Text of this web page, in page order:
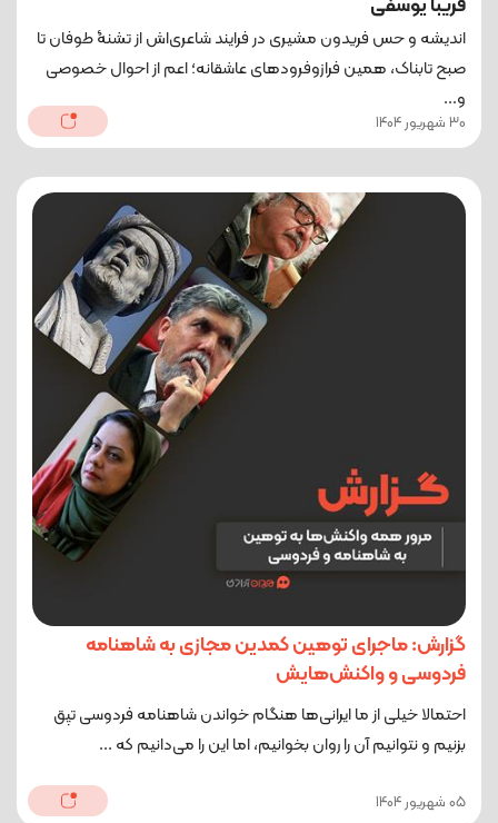
فریبا یوسفی
اندیشه و حس فریدون مشیری در فرایند شاعری‌اش از تشنۀ طوفان تا
صبح تابناک، همین فرازوفرودهای عاشقانه؛ اعم از احوال خصوصی
و...
30 شهریور 1404
گزارش: ماجرای توهین کمدین مجازی به شاهنامه
فردوسی و واکنش‌هایش
احتمالا خیلی از ما ایرانی‌ها هنگام خواندن شاهنامه فردوسی تپق
بزنیم و نتوانیم آن را روان بخوانیم، اما این را می‌دانیم که ...
05 شهریور 1404